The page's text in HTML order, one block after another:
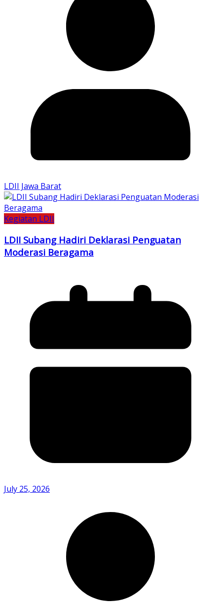
LDII Jawa Barat
Kegiatan LDII
LDII Subang Hadiri Deklarasi Penguatan
Moderasi Beragama
July 25, 2026